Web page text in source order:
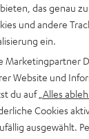
das genau
und andere
ein.
Marketingpartner
Website und
du auf „Alles
Cookies
ausgewählt.